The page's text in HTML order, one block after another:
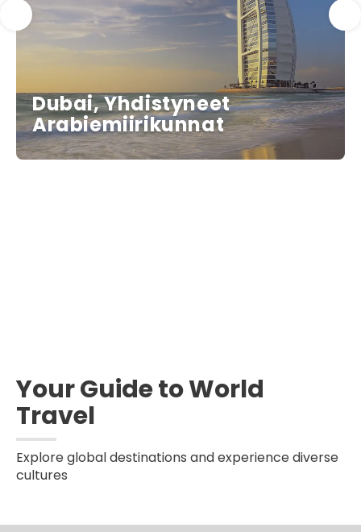
Dubai, Yhdistyneet
Arabiemiirikunnat
Your Guide to World
Travel
Explore global destinations and experience diverse
cultures